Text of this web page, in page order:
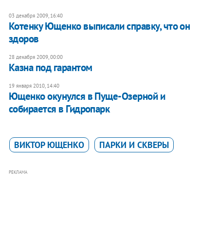
03 декабря 2009, 16:40
Котенку Ющенко выписали справку, что он
здоров
28 декабря 2009, 00:00
Казна под гарантом
19 января 2010, 14:40
Ющенко окунулся в Пуще-Озерной и
собирается в Гидропарк
ВИКТОР ЮЩЕНКО ПАРКИ И СКВЕРЫ
РЕКЛАМА